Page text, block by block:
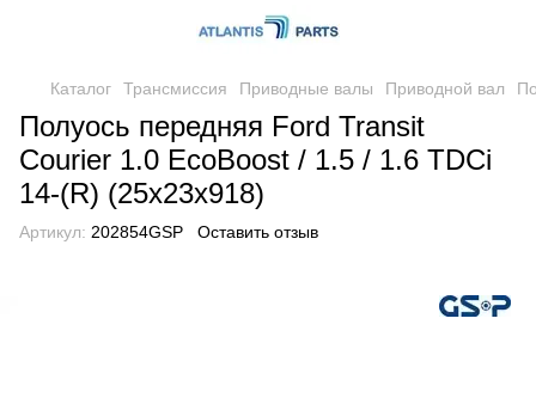
Каталог Трансмиссия Приводные валы Приводной вал
Полуось передняя Ford Transit
Courier 1.0 EcoBoost / 1.5 / 1.6 TDCi
14-(R) (25x23x918)
Артикул: 202854GSP Оставить отзыв